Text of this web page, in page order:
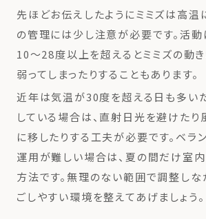
先ほどお伝えしたようにミミズは高温
の管理には少し注意が必要です。活
10～28度以上を超えるとミミズの動き
弱ってしまったりすることもあります。
近年は気温が30度を超える日も多い
している場合は、直射日光を避けた
に移したりする工夫が必要です。ベラ
運用が難しい場合は、夏の間だけ室
方法です。無理のない範囲で調整しな
ごしやすい環境を整えてあげましょう。